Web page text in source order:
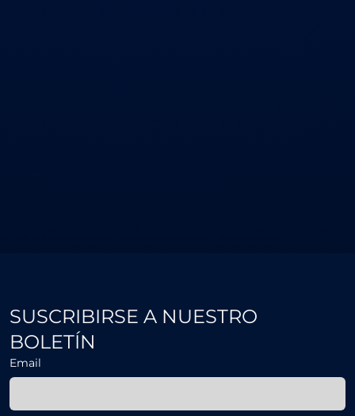
SUSCRIBIRSE A NUESTRO
BOLETÍN
Email